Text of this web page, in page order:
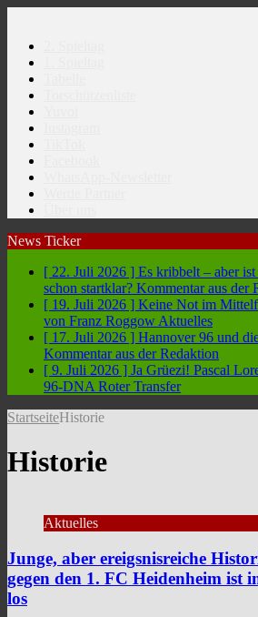
News Ticker
[ 22. Juli 2026 ] Es kribbelt – aber
schon startklar? Kommentar aus der
[ 19. Juli 2026 ] Keine Not im
von Franz Roggow Aktuelles
[ 17. Juli 2026 ] Hannover 96 und
Kommentar aus der Redaktion
[ 9. Juli 2026 ] Ja Grüezi! Pascal
96-DNA Roter Transfer
StartseiteHistorie
Historie
Aktuelles
Junge, aber ereigsnisreiche
gegen den 1. FC Heidenheim ist
los